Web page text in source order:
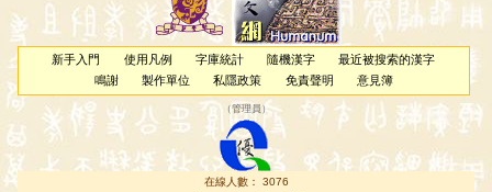
新手入門 使用凡例 字庫統計 隨機漢字
最近被搜索的漢字
鳴謝
製作單位 私隱政策 免責聲明 意見簿
（管理員 ）
在線人數： 3076